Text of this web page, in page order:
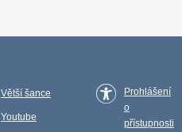
Větší šance
Youtube
Prohlášení
o
přístupnosti